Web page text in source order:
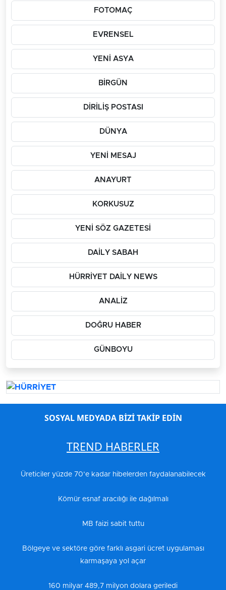
FOTOMAÇ
EVRENSEL
YENİ ASYA
BİRGÜN
DİRİLİŞ POSTASI
DÜNYA
YENİ MESAJ
ANAYURT
KORKUSUZ
YENİ SÖZ GAZETESİ
DAİLY SABAH
HÜRRİYET DAİLY NEWS
ANALİZ
DOĞRU HABER
GÜNBOYU
SOSYAL MEDYADA BİZİ TAKİP EDİN
TREND HABERLER
Üreticiler yüzde 70’e kadar hibelerden faydalanabilecek
Kömür esnaf aracılığı ile dağılmalı
MB faizi sabit tuttu
Bölgeye ve sektöre göre farklı asgari ücret uygulaması
karmaşaya yol açar
160 milyar 489,7 milyon dolara geriledi